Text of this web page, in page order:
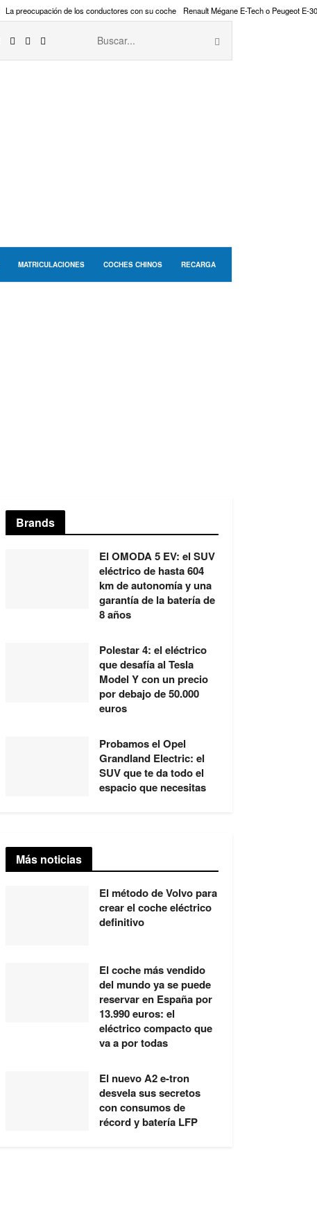
La preocupación de los conductores con su coche Renault Mégane E-Tech o Peugeot E-
MATRICULACIONES COCHES CHINOS RECARGA
Brands
El OMODA 5 EV: el SUV
eléctrico de hasta 604
km de autonomía y una
garantía de la batería de
8 años
Polestar 4: el eléctrico
que desafía al Tesla
Model Y con un precio
por debajo de 50.000
euros
Probamos el Opel
Grandland Electric: el
SUV que te da todo el
espacio que necesitas
Más noticias
El método de Volvo para
crear el coche eléctrico
definitivo
El coche más vendido
del mundo ya se puede
reservar en España por
13.990 euros: el
eléctrico compacto que
va a por todas
El nuevo A2 e-tron
desvela sus secretos
con consumos de
récord y batería LFP